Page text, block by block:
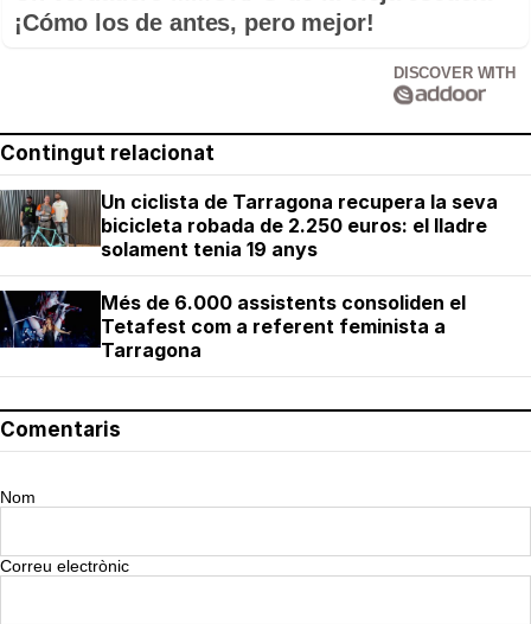
¡Cómo los de antes, pero mejor!
DISCOVER WITH
Contingut relacionat
Un ciclista de Tarragona recupera la seva
bicicleta robada de 2.250 euros: el lladre
solament tenia 19 anys
Més de 6.000 assistents consoliden el
Tetafest com a referent feminista a
Tarragona
Comentaris
Nom
Correu electrònic